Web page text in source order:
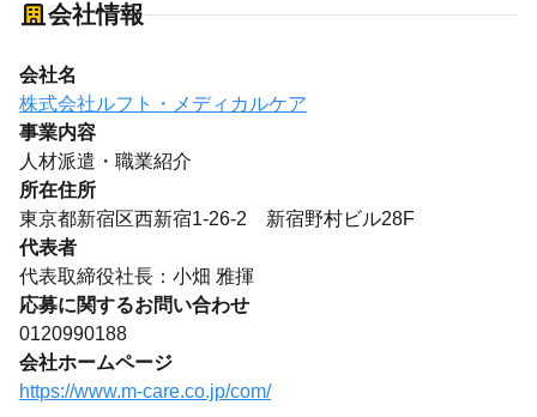
会社情報
会社名
株式会社ルフト・メディカルケア
事業内容
人材派遣・職業紹介
所在住所
東京都新宿区西新宿1-26-2 新宿野村ビル28F
代表者
代表取締役社長：小畑 雅揮
応募に関するお問い合わせ
0120990188
会社ホームページ
https://www.m-care.co.jp/com/